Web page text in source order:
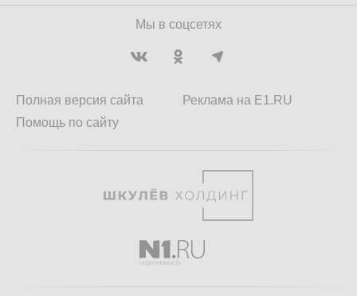
Мы в соцсетях
Полная версия сайта
Помощь по сайту
Реклама на E1.RU